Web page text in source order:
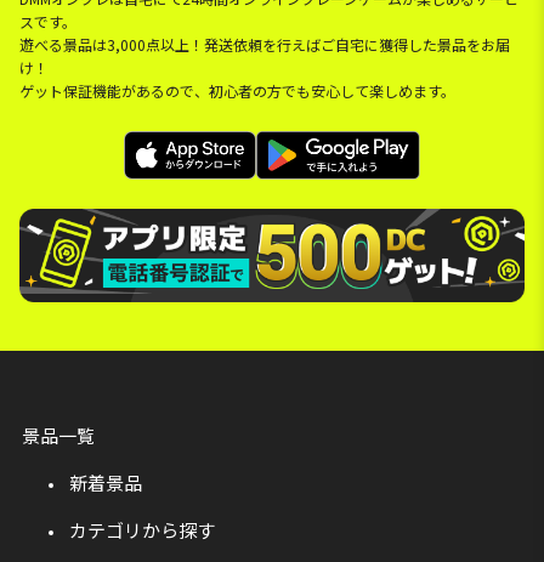
スです。
遊べる景品は3,000点以上！発送依頼を行えばご自宅に獲得した景品をお届
け！
ゲット保証機能があるので、初心者の方でも安心して楽しめます。
景品一覧
新着景品
カテゴリから探す